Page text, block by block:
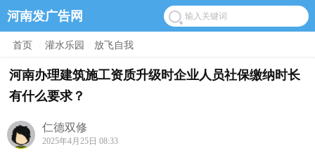
河南发广告网
首页 灌水乐园 放飞自我
河南办理建筑施工资质升级时企业人员社保缴纳时长
有什么要求？
仁德双修
2025年4月25日 08:33